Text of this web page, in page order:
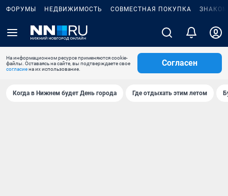
ФОРУМЫ НЕДВИЖИМОСТЬ СОВМЕСТНАЯ ПОКУПКА
На информационном ресурсе применяются cookie-
файлы. Оставаясь на сайте, вы подтверждаете свое
согласиена их использование.
Согласен
Когда в Нижнем будет День города Где отдыхать этим летом